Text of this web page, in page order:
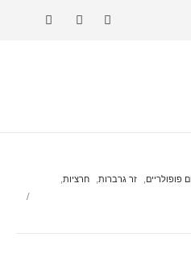
פופולריים זר גרברות חרציות